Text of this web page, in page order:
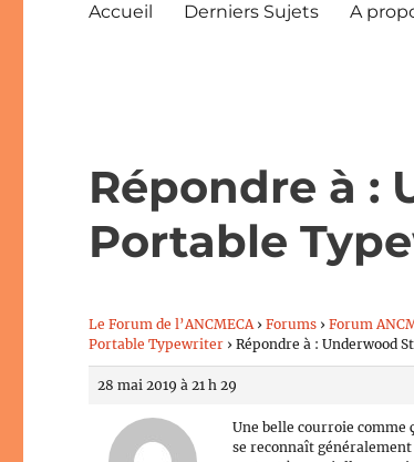
Accueil Derniers Sujets A
Répondre à :
Portable
Le Forum de l’ANCMECA › Forums › Forum
Portable Typewriter › Répondre à : Underwood
28 mai 2019 à 21 h 29
Une belle courroie comme
se reconnaît